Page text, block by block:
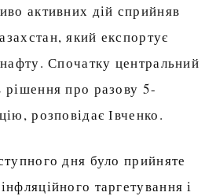
активних дій сприйняв
який експортує
нафту. Спочатку центральний
рішення про разову 5-
розповідає Івченко.
дня було прийняте
таргетування і